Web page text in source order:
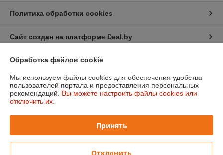
Политика обработки cookies
Сайт создан на платформе Deal.by
Юридическое лицо:Общество с ограниченной ответственностью
"ХэппиШеф"
220028, г. Минск ул. Маяковского , дом111, пом. 122
Регистрационный номер ЕГР: 193011378
Регистрационный орган: Минский горисполком
Обработка файлов cookie
Мы используем файлы cookies для обеспечения удобства
пользователей портала и предоставления персональных
рекомендаций. Вы можете настроить файлы cookies или
отключить их.
Принять
Отклонить